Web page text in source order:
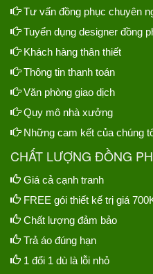
Tư vấn đồng phục chuyên
Tuyển dụng designer đồng
Khách hàng thân thiết
Thông tin thanh toán
Văn phòng giao dịch
Quy mô nhà xưởng
Những cam kết của chúng
CHẤT LƯỢNG ĐỒNG
Giá cả cạnh tranh
FREE gói thiết kế trị giá
Chất lượng đảm bảo
Trả áo đúng hạn
1 đổi 1 dù là lỗi nhỏ